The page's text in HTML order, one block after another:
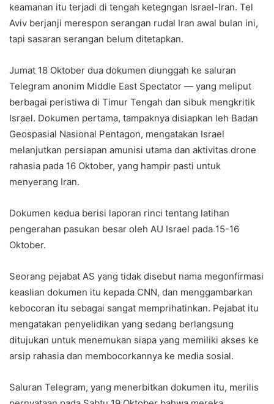
keamanan itu terjadi di tengah ketegngan Israel-Iran. Tel
Aviv berjanji merespon serangan rudal Iran awal bulan ini,
tapi sasaran serangan belum ditetapkan.
Jumat 18 Oktober dua dokumen diunggah ke saluran
Telegram anonim Middle East Spectator — yang meliput
berbagai peristiwa di Timur Tengah dan sibuk mengkritik
Israel. Dokumen pertama, tampaknya disiapkan leh Badan
Geospasial Nasional Pentagon, mengatakan Israel
melanjutkan persiapan amunisi utama dan aktivitas drone
rahasia pada 16 Oktober, yang hampir pasti untuk
menyerang Iran.
Dokumen kedua berisi laporan rinci tentang latihan
pengerahan pasukan besar oleh AU Israel pada 15-16
Oktober.
Seorang pejabat AS yang tidak disebut nama megonfirmasi
keaslian dokumen itu kepada CNN, dan menggambarkan
kebocoran itu sebagai sangat memprihatinkan. Pejabat itu
mengatakan penyelidikan yang sedang berlangsung
ditujukan untuk menemukan siapa yang memiliki akses ke
arsip rahasia dan membocorkannya ke media sosial.
Saluran Telegram, yang menerbitkan dokumen itu, merilis